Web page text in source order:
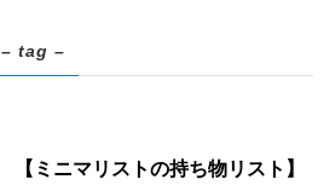
– tag –
【ミニマリストの持ち物リスト】